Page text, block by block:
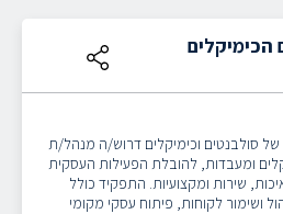
של סולבנטים וכימיקלים דרוש/ה מנהל/ת
ומעבדות, להובלת הפעילות העסקית
שירות ומקצועיות. התפקיד כולל
ושימור לקוחות, פיתוח עסקי מקומי